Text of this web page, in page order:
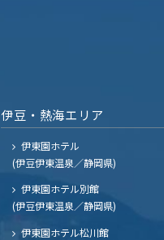
伊豆・熱海エリア
伊東園ホテル
(伊豆伊東温泉／静岡県)
伊東園ホテル別館
(伊豆伊東温泉／静岡県)
伊東園ホテル松川館